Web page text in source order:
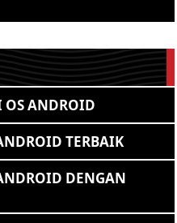
OS ANDROID
TERBAIK
DENGAN